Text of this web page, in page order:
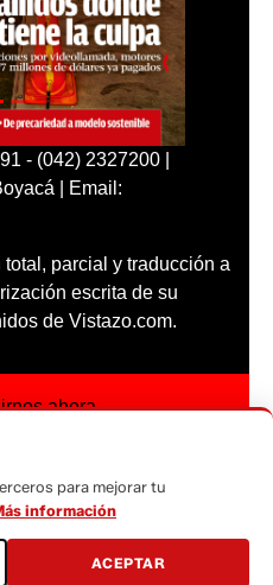
- (042) 2327200 |
| Email:
parcial y traducción a
escrita de su
de Vistazo.com.
ahora
para mejorar tu
información
ACEPTAR